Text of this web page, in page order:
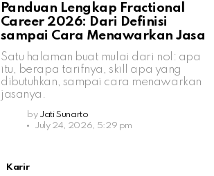
Panduan Lengkap Fractional
Career 2026: Dari Definisi
sampai Cara Menawarkan Jasa
Satu halaman buat mulai dari nol: apa
itu, berapa tarifnya, skill apa yang
dibutuhkan, sampai cara menawarkan
jasanya.
by Jati Sunarto
July 24, 2026, 5:29 pm
Karir